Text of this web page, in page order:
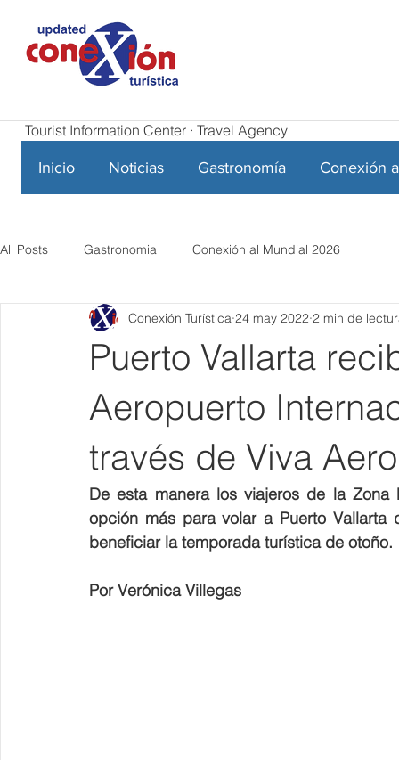
Tourist Information Center · Travel Agency
Inicio Noticias Gastronomía Conexión
All Posts Gastronomia Conexión al Mundial 2026
Puerto Vallarta
Aeropuerto
través de Viva
Conexión Turística 24 may 2022 2 min de
De esta manera los viajeros de la
opción más para volar a Puerto
beneficiar la temporada turística de
Por Verónica Villegas